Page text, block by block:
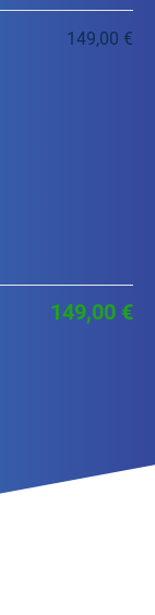
149,00 €
149,00 €